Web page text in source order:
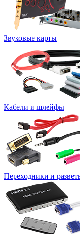
Звуковые карты
Кабели и шлейфы
Переходники и